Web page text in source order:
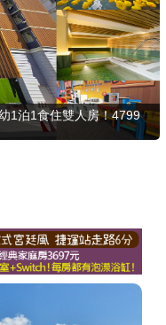
1泊1食住雙人房！4799